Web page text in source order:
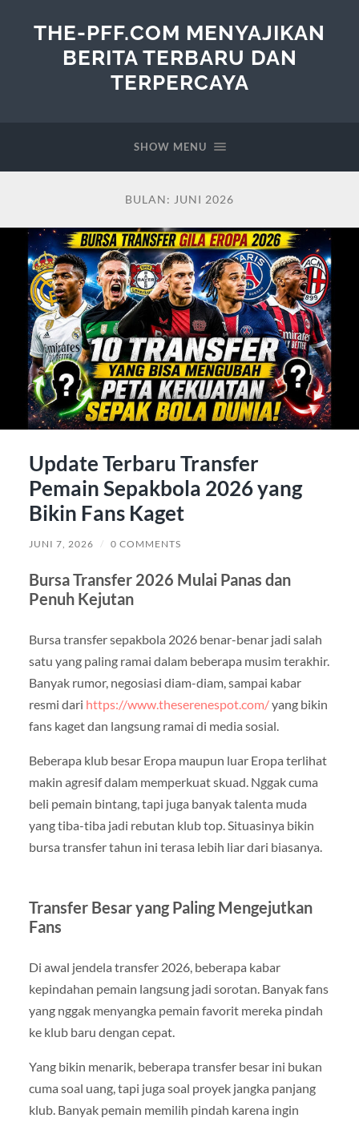
THE-PFF.COM MENYAJIKAN
BERITA TERBARU DAN
TERPERCAYA
SHOW MENU
BULAN: JUNI 2026
Update Terbaru Transfer
Pemain Sepakbola 2026 yang
Bikin Fans Kaget
JUNI 7, 2026 / 0 COMMENTS
Bursa Transfer 2026 Mulai Panas dan
Penuh Kejutan
Bursa transfer sepakbola 2026 benar-benar jadi salah
satu yang paling ramai dalam beberapa musim terakhir.
Banyak rumor, negosiasi diam-diam, sampai kabar
resmi dari https://www.theserenespot.com/yang bikin
fans kaget dan langsung ramai di media sosial.
Beberapa klub besar Eropa maupun luar Eropa terlihat
makin agresif dalam memperkuat skuad. Nggak cuma
beli pemain bintang, tapi juga banyak talenta muda
yang tiba-tiba jadi rebutan klub top. Situasinya bikin
bursa transfer tahun ini terasa lebih liar dari biasanya.
Transfer Besar yang Paling Mengejutkan
Fans
Di awal jendela transfer 2026, beberapa kabar
kepindahan pemain langsung jadi sorotan. Banyak fans
yang nggak menyangka pemain favorit mereka pindah
ke klub baru dengan cepat.
Yang bikin menarik, beberapa transfer besar ini bukan
cuma soal uang, tapi juga soal proyek jangka panjang
klub. Banyak pemain memilih pindah karena ingin